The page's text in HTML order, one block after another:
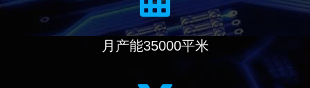
月产能35000平米